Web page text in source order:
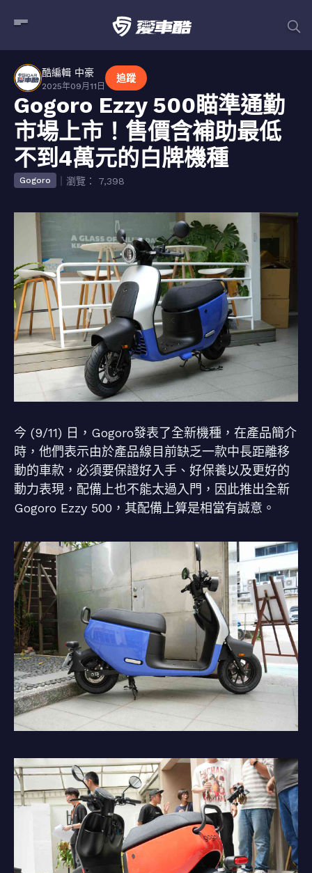
酷編輯 中豪
2025年09月11日
追蹤
Gogoro Ezzy 500瞄準通勤
市場上市！售價含補助最低
不到4萬元的白牌機種
Gogoro ｜瀏覽： 7,398
今 (9/11) 日，Gogoro發表了全新機種，在產品簡介
時，他們表示由於產品線目前缺乏一款中長距離移
動的車款，必須要保證好入手、好保養以及更好的
動力表現，配備上也不能太過入門，因此推出全新
Gogoro Ezzy 500，其配備上算是相當有誠意。